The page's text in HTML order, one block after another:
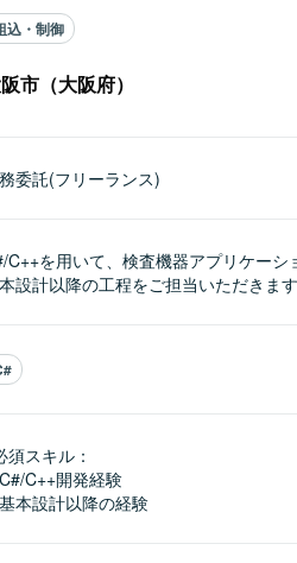
込・制御
市（大阪府）
委託(フリーランス)
C++を用いて、検査機器アプリケーシ
設計以降の工程をご担当いただきます
須スキル：
C#/C++開発経験
基本設計以降の経験